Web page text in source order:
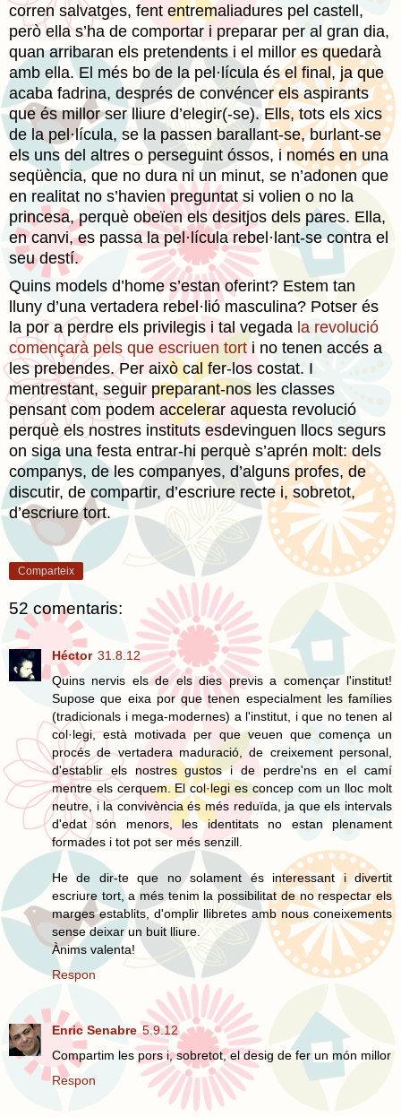
corren salvatges, fent entremaliadures pel castell,
però ella s’ha de comportar i preparar per al gran dia,
quan arribaran els pretendents i el millor es quedarà
amb ella. El més bo de la pel·lícula és el final, ja que
acaba fadrina, després de convéncer els aspirants
que és millor ser lliure d’elegir(-se). Ells, tots els xics
de la pel·lícula, se la passen barallant-se, burlant-se
els uns del altres o perseguint óssos, i només en una
seqüència, que no dura ni un minut, se n’adonen que
en realitat no s’havien preguntat si volien o no la
princesa, perquè obeïen els desitjos dels pares. Ella,
en canvi, es passa la pel·lícula rebel·lant-se contra el
seu destí.
Quins models d’home s’estan oferint? Estem tan
lluny d’una vertadera rebel·lió masculina? Potser és
la por a perdre els privilegis i tal vegada la revolució
començarà pels que escriuen torti no tenen accés a
les prebendes. Per això cal fer-los costat. I
mentrestant, seguir preparant-nos les classes
pensant com podem accelerar aquesta revolució
perquè els nostres instituts esdevinguen llocs segurs
on siga una festa entrar-hi perquè s’aprén molt: dels
companys, de les companyes, d’alguns profes, de
discutir, de compartir, d’escriure recte i, sobretot,
d’escriure tort.
Comparteix
52 comentaris:
Héctor 31.8.12
Quins nervis els de els dies previs a començar l'institut!
Supose que eixa por que tenen especialment les famílies
(tradicionals i mega-modernes) a l'institut, i que no tenen al
col·legi, està motivada per que veuen que comença un
procés de vertadera maduració, de creixement personal,
d'establir els nostres gustos i de perdre'ns en el camí
mentre els cerquem. El col·legi es concep com un lloc molt
neutre, i la convivència és més reduïda, ja que els intervals
d'edat són menors, les identitats no estan plenament
formades i tot pot ser més senzill.
He de dir-te que no solament és interessant i divertit
escriure tort, a més tenim la possibilitat de no respectar els
marges establits, d'omplir llibretes amb nous coneixements
sense deixar un buit lliure.
Ànims valenta!
Respon
Enric Senabre 5.9.12
Compartim les pors i, sobretot, el desig de fer un món millor
Respon